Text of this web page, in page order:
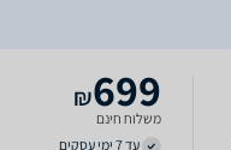
699
₪
משלוח חינם
עד 7 ימי עסקים